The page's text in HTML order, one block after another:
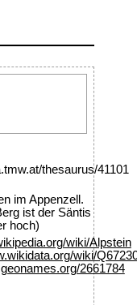
thesaurus/41101
im Appenzell.
ist der Säntis
hoch)
wiki/Alpstein
wiki/
2661784